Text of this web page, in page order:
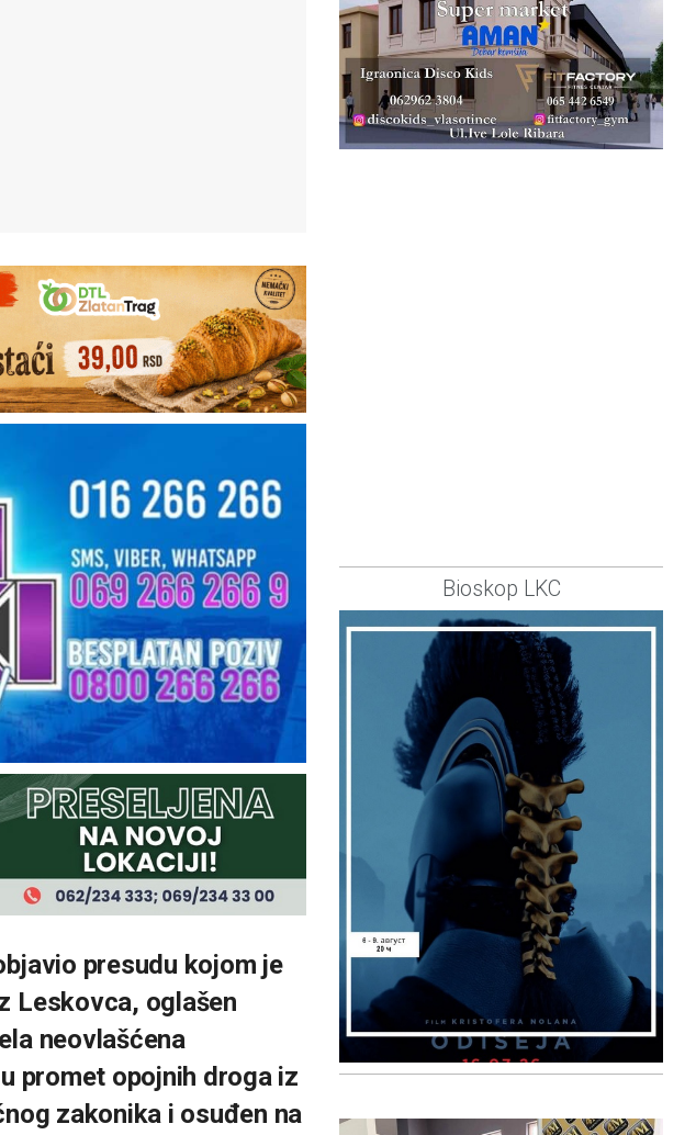
presudu kojom je
Leskovca, oglašen
neovlašćena
promet opojnih droga iz
zakonika i osuđen na
Bioskop LKC